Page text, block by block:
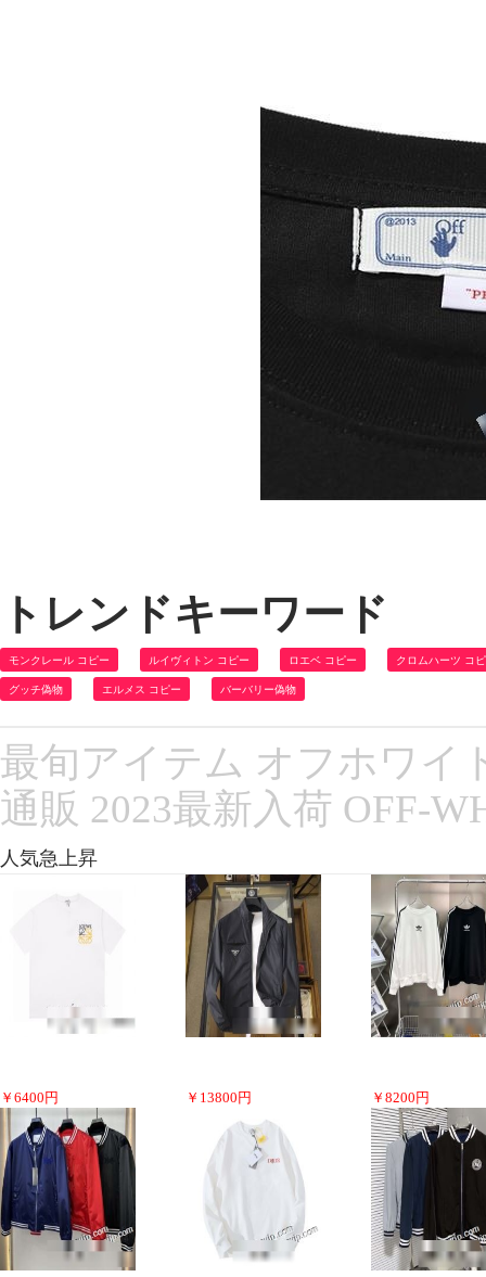
トレンドキーワード
モンクレール コピー ルイヴィトン コピー ロエベ コピー クロムハーツ コ
グッチ偽物 エルメス コピー バーバリー偽物
最旬アイテム オフホワイ
通販 2023最新入荷 OFF-
人気急上昇
￥ 6400 円 ￥ 13800 円 ￥ 8200 円